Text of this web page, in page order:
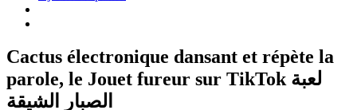
Cactus électronique dansant et répète la
parole, le Jouet fureur sur TikTok لعبة
الصبار الشيقة